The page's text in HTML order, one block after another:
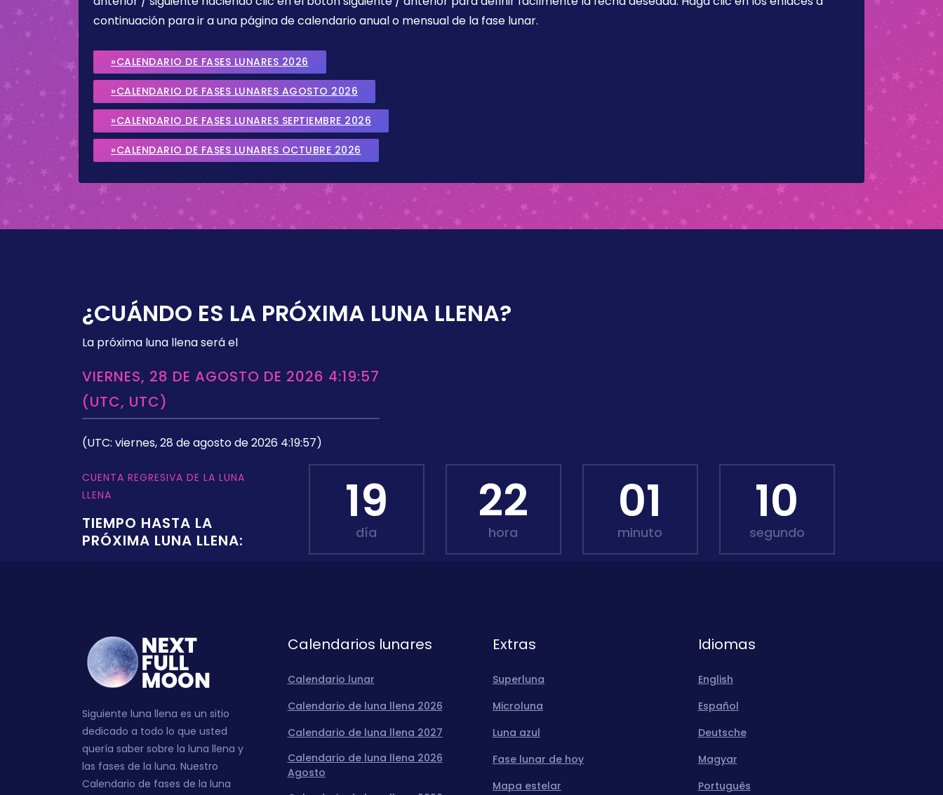
continuación para ir a una página de calendario anual o mensual de la fase lunar.
»CALENDARIO DE FASES LUNARES 2026
»CALENDARIO DE FASES LUNARES AGOSTO 2026
»CALENDARIO DE FASES LUNARES SEPTIEMBRE 2026
»CALENDARIO DE FASES LUNARES OCTUBRE 2026
¿CUÁNDO ES LA PRÓXIMA LUNA LLENA?
La próxima luna llena será el
VIERNES, 28 DE AGOSTO DE 2026 4:19:57
(UTC, UTC)
(UTC: viernes, 28 de agosto de 2026 4:19:57)
CUENTA REGRESIVA DE LA LUNA
LLENA
TIEMPO HASTA LA
PRÓXIMA LUNA LLENA:
19
día
22
hora
01
minuto
09
segundo
Siguiente luna llena es un sitio
dedicado a todo lo que usted
quería saber sobre la luna llena y
las fases de la luna. Nuestro
Calendario de fases de la luna
Calendarios lunares
Calendario lunar
Calendario de luna llena 2026
Calendario de luna llena 2027
Calendario de luna llena 2026
Agosto
Extras
Superluna
Microluna
Luna azul
Fase lunar de hoy
Mapa estelar
Idiomas
English
Español
Deutsche
Magyar
Português